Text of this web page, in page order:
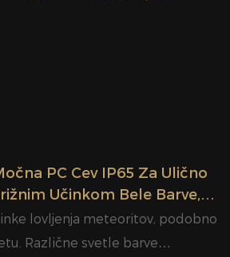
PC Cev IP65 Za Ulično
Učinkom Bele Barve, Ki
| Glamour
lovljenja meteoritov, podobno
Različne svetle barve